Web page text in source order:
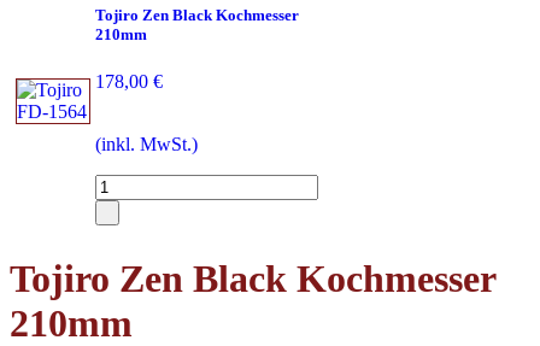
Tojiro Zen Black Kochmesser
210mm
178,00 €
(inkl. MwSt.)
Tojiro Zen Black Kochmesser
210mm